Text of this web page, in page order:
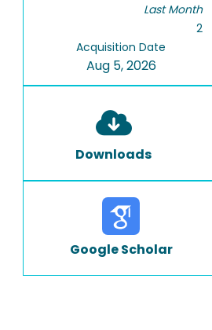
Last Month
2
Acquisition Date
Aug 5, 2026
Downloads
Google Scholar